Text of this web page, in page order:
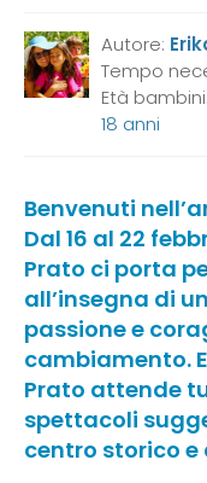
Autore:
Tempo
Età
18 anni
Benvenuti
Dal 16 al 22
Prato ci porta
all’insegna di
passione e
cambiamento.
Prato attende
spettacoli
centro storico